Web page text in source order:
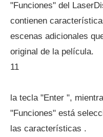
"Funciones" del
contienen
escenas adicionales
original de la película.
11
la tecla "Enter ",
"Funciones" está
las características .